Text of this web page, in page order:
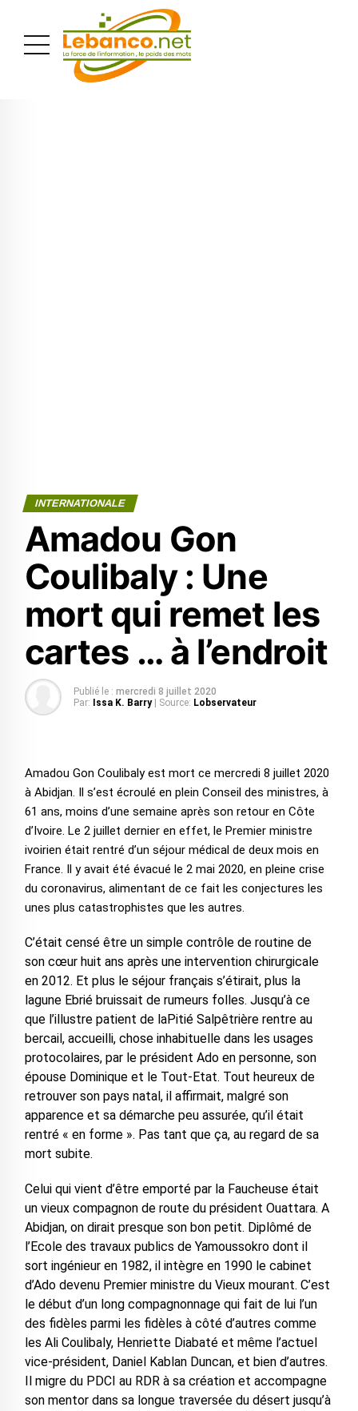
INTERNATIONALE
Amadou Gon
Coulibaly : Une
mort qui remet les
cartes … à l’endroit
Publié le : mercredi 8 juillet 2020
Par:
Issa K. Barry | Source: Lobservateur
Amadou Gon Coulibaly est mort ce mercredi 8 juillet 2020
à Abidjan. Il s’est écroulé en plein Conseil des ministres, à
61 ans, moins d’une semaine après son retour en Côte
d’Ivoire. Le 2 juillet dernier en effet, le Premier ministre
ivoirien était rentré d’un séjour médical de deux mois en
France. Il y avait été évacué le 2 mai 2020, en pleine crise
du coronavirus, alimentant de ce fait les conjectures les
unes plus catastrophistes que les autres.
C’était censé être un simple contrôle de routine de
son cœur huit ans après une intervention chirurgicale
en 2012. Et plus le séjour français s’étirait, plus la
lagune Ebrié bruissait de rumeurs folles. Jusqu’à ce
que l’illustre patient de laPitié Salpêtrière rentre au
bercail, accueilli, chose inhabituelle dans les usages
protocolaires, par le président Ado en personne, son
épouse Dominique et le Tout-Etat. Tout heureux de
retrouver son pays natal, il affirmait, malgré son
apparence et sa démarche peu assurée, qu’il était
rentré « en forme ». Pas tant que ça, au regard de sa
mort subite.
Celui qui vient d’être emporté par la Faucheuse était
un vieux compagnon de route du président Ouattara. A
Abidjan, on dirait presque son bon petit. Diplômé de
l’Ecole des travaux publics de Yamoussokro dont il
sort ingénieur en 1982, il intègre en 1990 le cabinet
d’Ado devenu Premier ministre du Vieux mourant. C’est
le début d’un long compagnonnage qui fait de lui l’un
des fidèles parmi les fidèles à côté d’autres comme
les Ali Coulibaly, Henriette Diabaté et même l’actuel
vice-président, Daniel Kablan Duncan, et bien d’autres.
Il migre du PDCI au RDR à sa création et accompagne
son mentor dans sa longue traversée du désert jusqu’à